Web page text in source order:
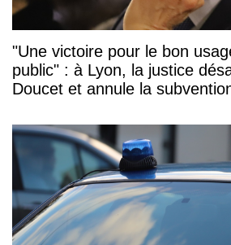
"Une victoire pour le bon
public" : à Lyon, la justice
Doucet et annule la